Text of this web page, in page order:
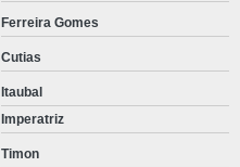
Ferreira Gomes
Cutias
Itaubal
Imperatriz
Timon